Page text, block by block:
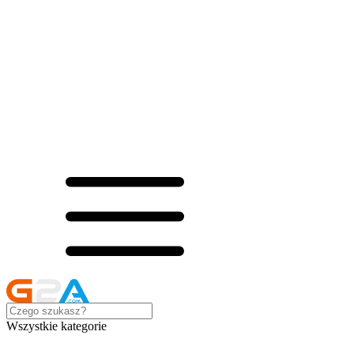
Wszystkie kategorie